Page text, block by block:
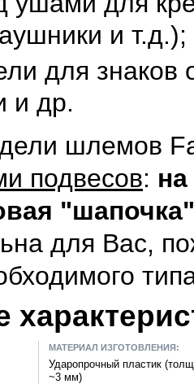
и т.д.);
для знаков
и др.
шлемов
подвесов:
"шапочка"
для Вас,
МАТЕРИАЛ ИЗГОТОВЛЕНИЯ:
Ударопрочный пластик
~3 мм)